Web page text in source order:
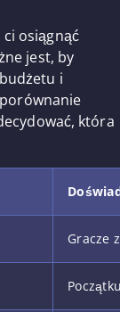
osiągnąć
jest, by
i
która
Gracze